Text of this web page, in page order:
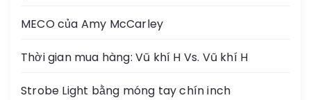
MECO của Amy McCarley
Thời gian mua hàng: Vũ khí H Vs. Vũ khí H
Strobe Light bằng móng tay chín inch